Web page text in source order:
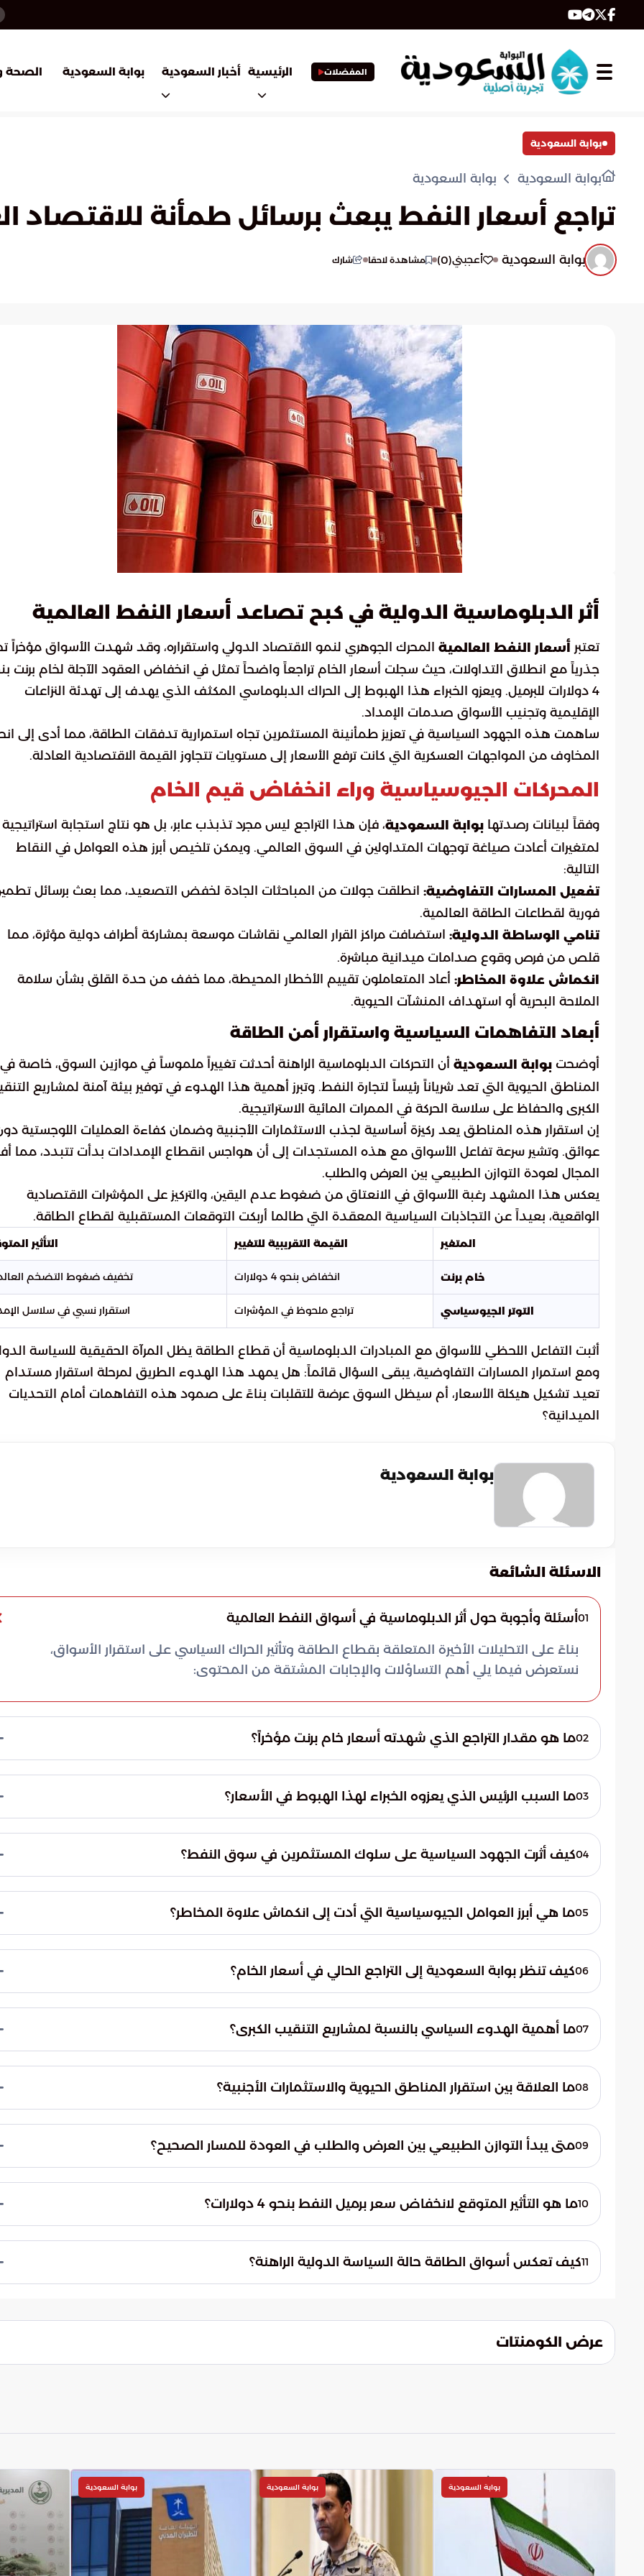
المفضلات الرئيسية أخبار السعودية بوابة السعودية الصحة
بوابة السعودية
بوابة السعودية بوابة السعودية
تراجع أسعار النفط يبعث برسائل طمأنة للاقتصاد
بوابة السعودية أعجبني(
0
) مشاهدة لاحقا شارك
أثر الدبلوماسية الدولية في كبح تصاعد أسعار النفط العالمية
تعتبر أسعار النفط العالمية المحرك الجوهري لنمو الاقتصاد الدولي واستقراره، وقد شهدت الأسواق مؤخراً
جذرياً مع انطلاق التداولات، حيث سجلت أسعار الخام تراجعاً واضحاً تمثل في انخفاض العقود الآجلة لخام برنت
4 دولارات للبرميل. ويعزو الخبراء هذا الهبوط إلى الحراك الدبلوماسي المكثف الذي يهدف إلى تهدئة النزاعات
الإقليمية وتجنيب الأسواق صدمات الإمداد.
ساهمت هذه الجهود السياسية في تعزيز طمأنينة المستثمرين تجاه استمرارية تدفقات الطاقة، مما أدى إلى
المخاوف من المواجهات العسكرية التي كانت ترفع الأسعار إلى مستويات تتجاوز القيمة الاقتصادية العادلة.
المحركات الجيوسياسية وراء انخفاض قيم الخام
وفقاً لبيانات رصدتها بوابة السعودية، فإن هذا التراجع ليس مجرد تذبذب عابر، بل هو نتاج استجابة استراتيجية
لمتغيرات أعادت صياغة توجهات المتداولين في السوق العالمي. ويمكن تلخيص أبرز هذه العوامل في النقاط
التالية:
تفعيل المسارات التفاوضية: انطلقت جولات من المباحثات الجادة لخفض التصعيد، مما بعث برسائل
فورية لقطاعات الطاقة العالمية.
تنامي الوساطة الدولية: استضافت مراكز القرار العالمي نقاشات موسعة بمشاركة أطراف دولية مؤثرة، مما
قلص من فرص وقوع صدامات ميدانية مباشرة.
انكماش علاوة المخاطر: أعاد المتعاملون تقييم الأخطار المحيطة، مما خفف من حدة القلق بشأن سلامة
الملاحة البحرية أو استهداف المنشآت الحيوية.
أبعاد التفاهمات السياسية واستقرار أمن الطاقة
أوضحت بوابة السعودية أن التحركات الدبلوماسية الراهنة أحدثت تغييراً ملموساً في موازين السوق، خاصة في
المناطق الحيوية التي تعد شرياناً رئيساً لتجارة النفط. وتبرز أهمية هذا الهدوء في توفير بيئة آمنة لمشاريع
الكبرى والحفاظ على سلاسة الحركة في الممرات المائية الاستراتيجية.
إن استقرار هذه المناطق يعد ركيزة أساسية لجذب الاستثمارات الأجنبية وضمان كفاءة العمليات اللوجستية
عوائق. وتشير سرعة تفاعل الأسواق مع هذه المستجدات إلى أن هواجس انقطاع الإمدادات بدأت تتبدد، مما
المجال لعودة التوازن الطبيعي بين العرض والطلب.
يعكس هذا المشهد رغبة الأسواق في الانعتاق من ضغوط عدم اليقين، والتركيز على المؤشرات الاقتصادية
الواقعية، بعيداً عن التجاذبات السياسية المعقدة التي طالما أربكت التوقعات المستقبلية لقطاع الطاقة.
المتغير القيمة التقريبية للتغيير التأثير
خام برنت انخفاض بنحو 4 دولارات تخفيف ضغوط التضخم
التوتر الجيوسياسي تراجع ملحوظ في المؤشرات استقرار نسبي في سلاسل
أثبت التفاعل اللحظي للأسواق مع المبادرات الدبلوماسية أن قطاع الطاقة يظل المرآة الحقيقية للسياسة
ومع استمرار المسارات التفاوضية، يبقى السؤال قائماً: هل يمهد هذا الهدوء الطريق لمرحلة استقرار مستدام
تعيد تشكيل هيكلة الأسعار، أم سيظل السوق عرضة للتقلبات بناءً على صمود هذه التفاهمات أمام التحديات
الميدانية؟
بوابة السعودية
الاسئلة الشائعة
01أسئلة وأجوبة حول أثر الدبلوماسية في أسواق النفط العالمية
بناءً على التحليلات الأخيرة المتعلقة بقطاع الطاقة وتأثير الحراك السياسي على استقرار الأسواق،
نستعرض فيما يلي أهم التساؤلات والإجابات المشتقة من المحتوى:
02ما هو مقدار التراجع الذي شهدته أسعار خام برنت مؤخراً؟
دولارات للبرميل الواحد فور انطلاق التداولات الأخيرة.03ما السبب الرئيس الذي يعزوه الخبراء لهذا الهبوط في الأسعار؟
الإقليمية وتجنيب الأسواق العالمية صدمات مفاجئة في إمدادات الطاقة.04كيف أثرت الجهود السياسية على سلوك المستثمرين في سوق النفط؟
إلى انحسار المخاوف من المواجهات العسكرية التي كانت ترفع الأسعار سابقاً.05ما هي أبرز العوامل الجيوسياسية التي أدت إلى انكماش علاوة المخاطر؟
المتعاملين للأخطار المحيطة بسلامة الملاحة البحرية والمنشآت الحيوية بشكل أكثر واقعية.06كيف تنظر بوابة السعودية إلى التراجع الحالي في أسعار الخام؟
أعادت صياغة توجهات المتداولين في السوق العالمي للطاقة.07ما أهمية الهدوء السياسي بالنسبة لمشاريع التنقيب الكبرى؟
الحركة في الممرات المائية الاستراتيجية التي تعد شرياناً رئيساً للتجارة.08ما العلاقة بين استقرار المناطق الحيوية والاستثمارات الأجنبية؟
اللوجستية، حيث يقلل من العوائق التي قد تواجه شركات الطاقة الدولية.09متى يبدأ التوازن الطبيعي بين العرض والطلب في العودة للمسار الصحيح؟
للتركيز على المؤشرات الاقتصادية الواقعية بدلاً من التوترات والضغوط السياسية.10ما هو التأثير المتوقع لانخفاض سعر برميل النفط بنحو 4 دولارات؟
استقرار ونمو الاقتصاد الدولي بشكل عام خلال الفترة القادمة. 11كيف تعكس أسواق الطاقة حالة السياسة الدولية الراهنة؟
عرض الكومنتات
بوابة السعودية بوابة السعودية بوابة السعودية